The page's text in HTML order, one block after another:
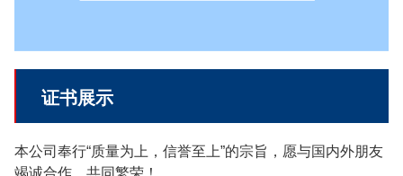
证书展示
本公司奉行“质量为上，信誉至上”的宗旨，愿与国内外朋友